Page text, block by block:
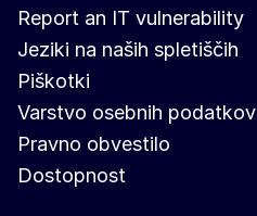
Report an IT vulnerability
Jeziki na naših spletiščih
Piškotki
Varstvo osebnih podatkov
Pravno obvestilo
Dostopnost